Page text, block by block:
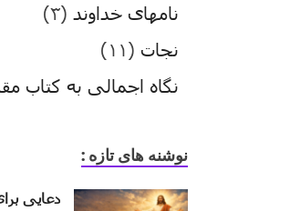
نامهای خداوند (۳)
نجات (۱۱)
نگاه اجمالی به کتاب
نوشنه های تازه :
دعایی